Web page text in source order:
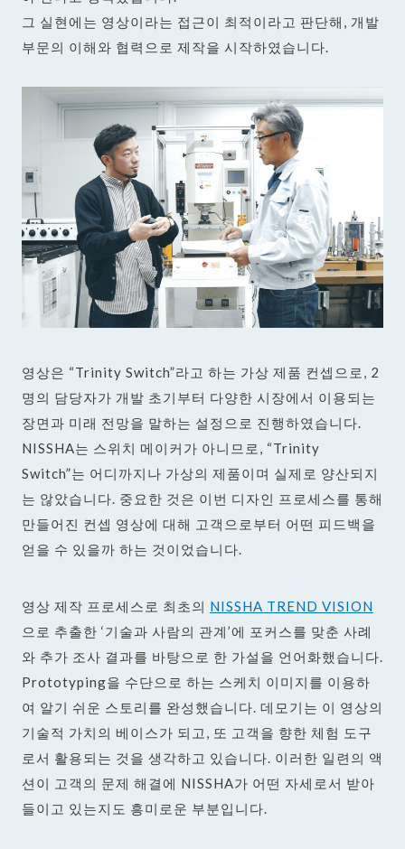
그 실현에는 영상이라는 접근이 최적이라고 판단해, 개발
부문의 이해와 협력으로 제작을 시작하였습니다.
영상은 “Trinity Switch”라고 하는 가상 제품 컨셉으로, 2
명의 담당자가 개발 초기부터 다양한 시장에서 이용되는
장면과 미래 전망을 말하는 설정으로 진행하였습니다.
NISSHA는 스위치 메이커가 아니므로, “Trinity
Switch”는 어디까지나 가상의 제품이며 실제로 양산되지
는 않았습니다. 중요한 것은 이번 디자인 프로세스를 통해
만들어진 컨셉 영상에 대해 고객으로부터 어떤 피드백을
얻을 수 있을까 하는 것이었습니다.
영상 제작 프로세스로 최초의 NISSHA TREND VISION
으로 추출한 ‘기술과 사람의 관계’에 포커스를 맞춘 사례
와 추가 조사 결과를 바탕으로 한 가설을 언어화했습니다.
Prototyping을 수단으로 하는 스케치 이미지를 이용하
여 알기 쉬운 스토리를 완성했습니다. 데모기는 이 영상의
기술적 가치의 베이스가 되고, 또 고객을 향한 체험 도구
로서 활용되는 것을 생각하고 있습니다. 이러한 일련의 액
션이 고객의 문제 해결에 NISSHA가 어떤 자세로서 받아
들이고 있는지도 흥미로운 부분입니다.